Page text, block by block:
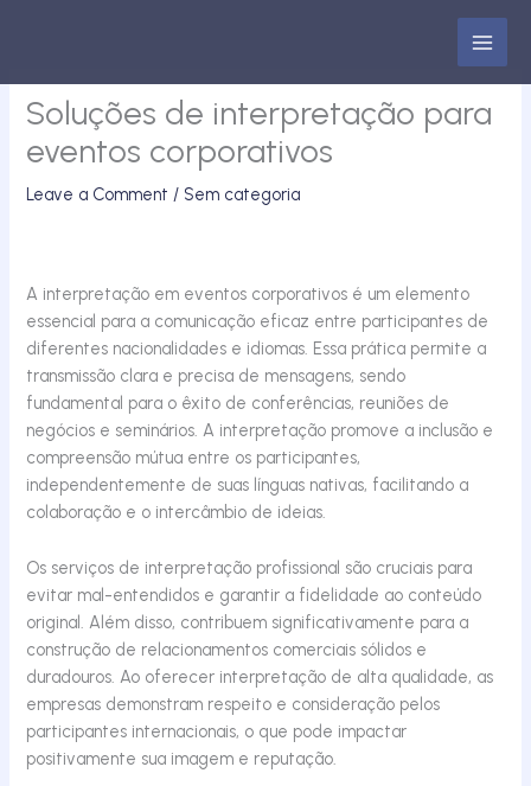
Soluções de interpretação para
eventos corporativos
Leave a Comment / Sem categoria
A interpretação em eventos corporativos é um elemento
essencial para a comunicação eficaz entre participantes de
diferentes nacionalidades e idiomas. Essa prática permite a
transmissão clara e precisa de mensagens, sendo
fundamental para o êxito de conferências, reuniões de
negócios e seminários. A interpretação promove a inclusão e
compreensão mútua entre os participantes,
independentemente de suas línguas nativas, facilitando a
colaboração e o intercâmbio de ideias.
Os serviços de interpretação profissional são cruciais para
evitar mal-entendidos e garantir a fidelidade ao conteúdo
original. Além disso, contribuem significativamente para a
construção de relacionamentos comerciais sólidos e
duradouros. Ao oferecer interpretação de alta qualidade, as
empresas demonstram respeito e consideração pelos
participantes internacionais, o que pode impactar
positivamente sua imagem e reputação.